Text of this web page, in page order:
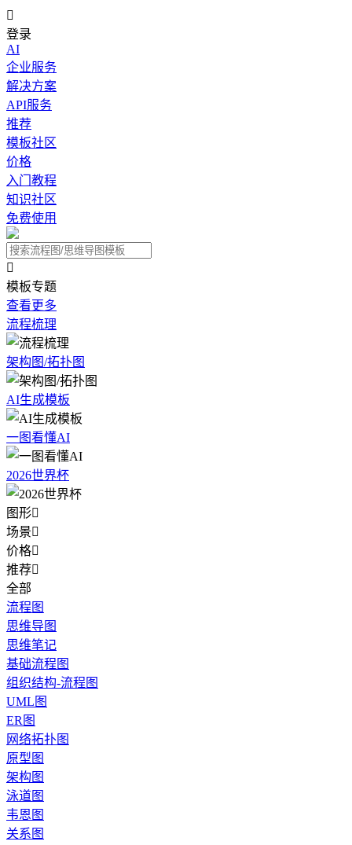

登录
AI
企业服务
解决方案
API服务
推荐
模板社区
价格
入门教程
知识社区
免费使用

模板专题
查看更多
流程梳理
架构图/拓扑图
AI生成模板
一图看懂AI
2026世界杯
图形
场景
价格
推荐
全部
流程图
思维导图
思维笔记
基础流程图
组织结构-流程图
UML图
ER图
网络拓扑图
原型图
架构图
泳道图
韦恩图
关系图